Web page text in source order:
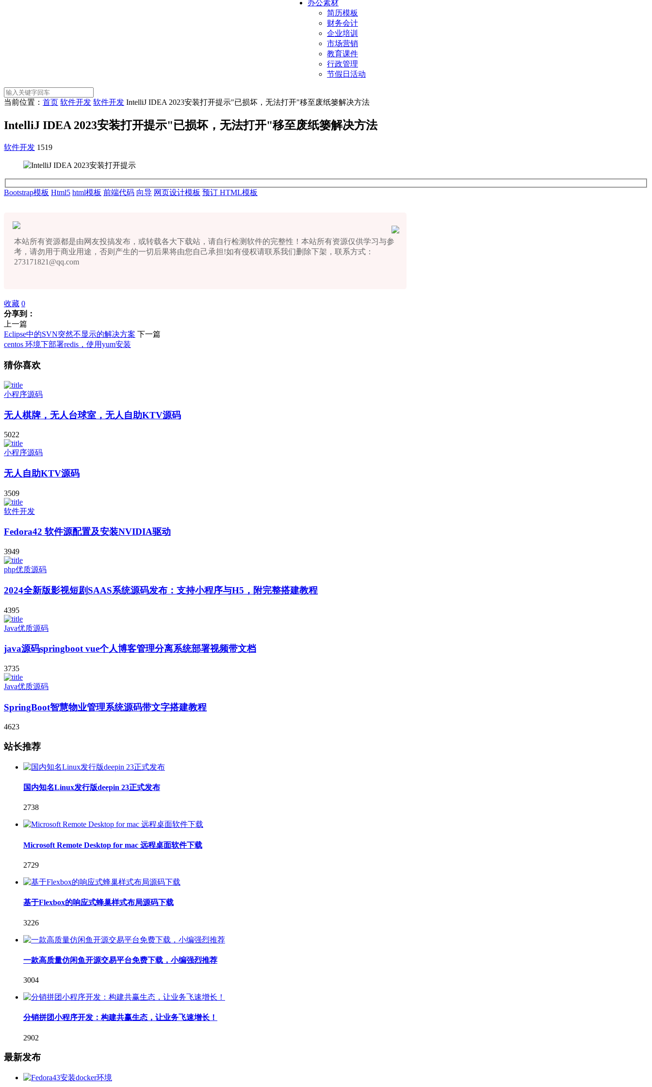
办公素材
简历模板
财务会计
企业培训
市场营销
教育课件
行政管理
节假日活动
当前位置： 首页 软件开发 软件开发 IntelliJ IDEA 2023安装打开提示"已损坏，无法打开"移至废纸篓解决方法
IntelliJ IDEA 2023安装打开提示"已损坏，无法打开"移至废纸篓解决方法
软件开发 1519
Bootstrap模板 Html5 html模板 前端代码 向导 网页设计模板 预订 HTML模板
本站所有资源都是由网友投搞发布，或转载各大下载站，请自行检测软件的完整性！本站所有资源仅供学习与参
考，请勿用于商业用途，否则产生的一切后果将由您自己承担!如有侵权请联系我们删除下架，联系方式：
273171821@qq.com
收藏 0
分享到：
上一篇
Eclipse中的SVN突然不显示的解决方案 下一篇
centos 环境下部署redis，使用yum安装
猜你喜欢
小程序源码
无人棋牌，无人台球室，无人自助KTV源码
5022
小程序源码
无人自助KTV源码
3509
软件开发
Fedora42 软件源配置及安装NVIDIA驱动
3949
php优质源码
2024全新版影视短剧SAAS系统源码发布：支持小程序与H5，附完整搭建教程
4395
Java优质源码
java源码springboot vue个人博客管理分离系统部署视频带文档
3735
Java优质源码
SpringBoot智慧物业管理系统源码带文字搭建教程
4623
站长推荐
国内知名Linux发行版deepin 23正式发布
2738
Microsoft Remote Desktop for mac 远程桌面软件下载
2729
基于Flexbox的响应式蜂巢样式布局源码下载
3226
一款高质量仿闲鱼开源交易平台免费下载，小编强烈推荐
3004
分销拼团小程序开发：构建共赢生态，让业务飞速增长！
2902
最新发布